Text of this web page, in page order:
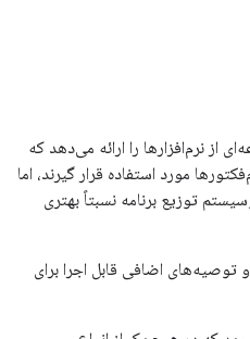
را ارائه می‌دهد که
قرار گیرند، اما
نسبتاً بهتری
قابل اجرا برای